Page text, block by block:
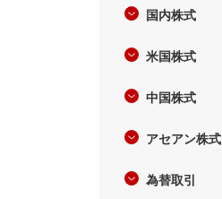
国内株式
米国株式
中国株式
アセアン株式
為替取引